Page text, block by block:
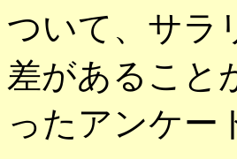
ついて、サラ
差があること
ったアンケー